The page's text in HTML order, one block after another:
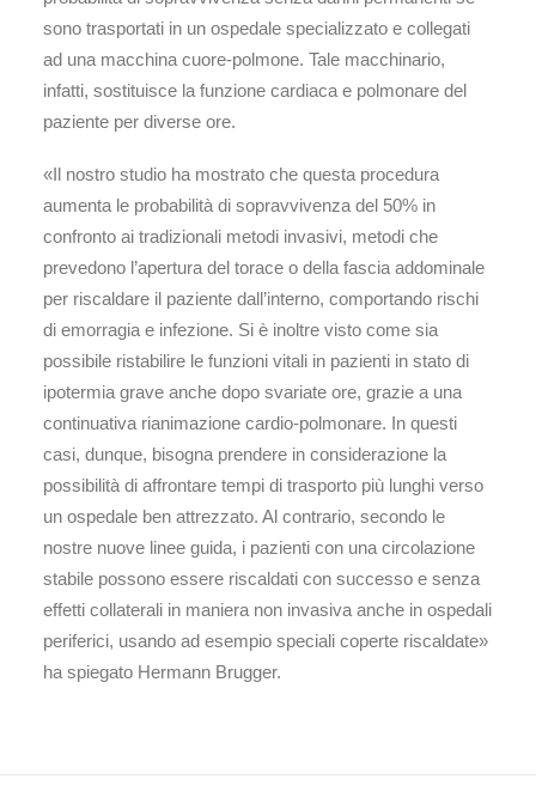
sono trasportati in un ospedale specializzato e collegati
ad una macchina cuore-polmone. Tale macchinario,
infatti, sostituisce la funzione cardiaca e polmonare del
paziente per diverse ore.
«Il nostro studio ha mostrato che questa procedura
aumenta le probabilità di sopravvivenza del 50% in
confronto ai tradizionali metodi invasivi, metodi che
prevedono l’apertura del torace o della fascia addominale
per riscaldare il paziente dall’interno, comportando rischi
di emorragia e infezione. Si è inoltre visto come sia
possibile ristabilire le funzioni vitali in pazienti in stato di
ipotermia grave anche dopo svariate ore, grazie a una
continuativa rianimazione cardio-polmonare. In questi
casi, dunque, bisogna prendere in considerazione la
possibilità di affrontare tempi di trasporto più lunghi verso
un ospedale ben attrezzato. Al contrario, secondo le
nostre nuove linee guida, i pazienti con una circolazione
stabile possono essere riscaldati con successo e senza
effetti collaterali in maniera non invasiva anche in ospedali
periferici, usando ad esempio speciali coperte riscaldate»
ha spiegato Hermann Brugger.